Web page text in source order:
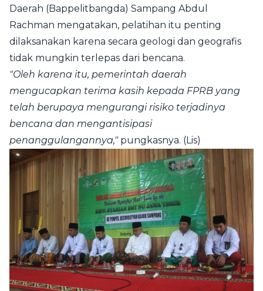
Daerah (Bappelitbangda) Sampang Abdul
Rachman mengatakan, pelatihan itu penting
dilaksanakan karena secara geologi dan geografis
tidak mungkin terlepas dari bencana.
"Oleh karena itu, pemerintah daerah
mengucapkan terima kasih kepada FPRB yang
telah berupaya mengurangi risiko terjadinya
bencana dan mengantisipasi
penanggulangannya,"pungkasnya. (Lis)